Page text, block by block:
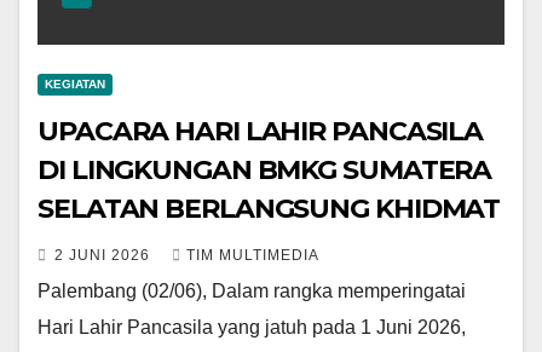
KEGIATAN
UPACARA HARI LAHIR PANCASILA
DI LINGKUNGAN BMKG SUMATERA
SELATAN BERLANGSUNG KHIDMAT
2 JUNI 2026 TIM MULTIMEDIA
Palembang (02/06), Dalam rangka memperingatai
Hari Lahir Pancasila yang jatuh pada 1 Juni 2026,